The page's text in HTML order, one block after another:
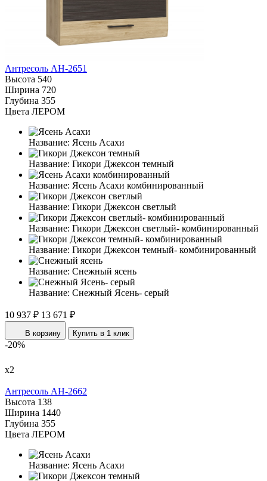
Антресоль АН-2651
Высота 540
Ширина 720
Глубина 355
Цвета ЛЕРОМ
Название: Ясень Асахи
Название: Гикори Джексон темный
Название: Ясень Асахи комбинированный
Название: Гикори Джексон светлый
Название: Гикори Джексон светлый- комбинированный
Название: Гикори Джексон темный- комбинированный
Название: Снежный ясень
Название: Снежный Ясень- серый
10 937 ₽ 13 671 ₽
В корзину Купить в 1 клик
-20%
х2
Антресоль АН-2662
Высота 138
Ширина 1440
Глубина 355
Цвета ЛЕРОМ
Название: Ясень Асахи